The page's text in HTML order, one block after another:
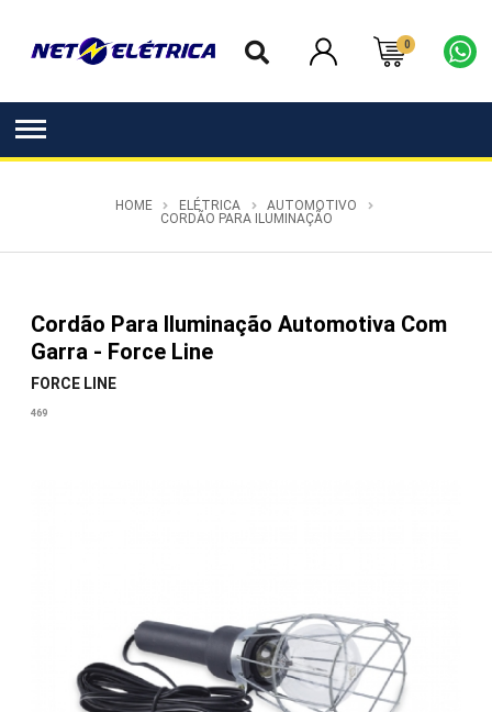
0
HOME ELÉTRICA
AUTOMOTIVO
CORDÃO PARA ILUMINAÇÃO
Cordão Para Iluminação Automotiva Com
Garra - Force Line
FORCE LINE
469